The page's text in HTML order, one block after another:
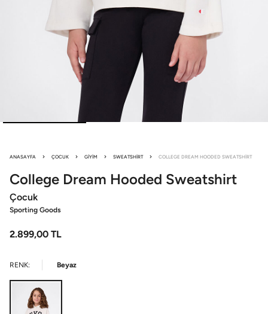
ANASAYFA ÇOCUK GIYIM SWEATSHIRT COLLEGE DREAM HOODED SWEATSHIRT
College Dream Hooded Sweatshirt
Çocuk
Sporting Goods
2.899,00 TL
RENK: Beyaz